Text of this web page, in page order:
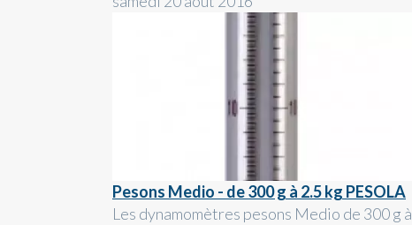
Pesons Medio - de 300 g à 2.5 kg PESOLA
Les dynamomètres pesons Medio de 300 g à